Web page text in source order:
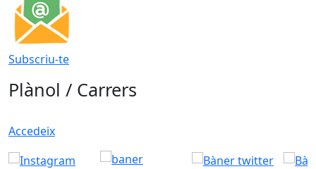
Subscriu-te
Plànol / Carrers
Accedeix